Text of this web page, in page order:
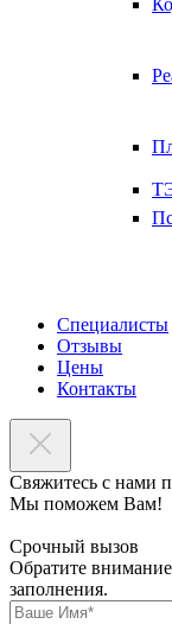
Специалисты
Отзывы
Цены
Контакты
Свяжитесь с нами
Мы поможем Вам!
Срочный вызов
Обратите
заполнения.